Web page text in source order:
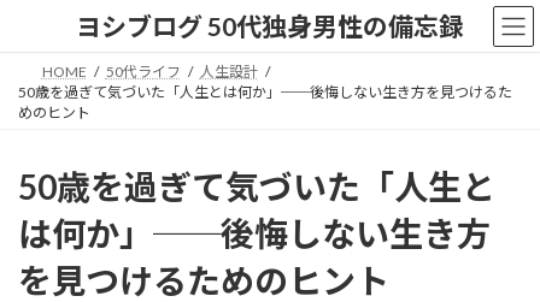
ヨシブログ 50代独身男性の備忘録
HOME 50代ライフ
人生設計
50歳を過ぎて気づいた「人生とは何か」──後悔しない生き方を見つけるた
めのヒント
50歳を過ぎて気づいた「人生と
は何か」──後悔しない生き方
を見つけるためのヒント